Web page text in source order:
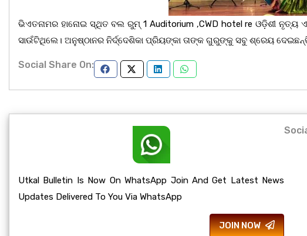
ଭିଏତନାମର ହାନୋଇ ସ୍ଥିତ ବଲ ରୁମ୍ 1 Auditorium ,CWD hotel re ଓଡ଼ିଶୀ
ସାଉଁଟିଥିଲେ। ଅନୁଷ୍ଠାନର ନିର୍ଦ୍ଦେଶିକା ପ୍ରିୟଙ୍କା ତାଙ୍କ ଗୁରୁଙ୍କୁ ସବୁ ଶ୍ରେୟ
Social Share On:
Utkal Bulletin Is Now On WhatsApp Join And Get Latest News
Updates Delivered To You Via WhatsApp
JOIN NOW